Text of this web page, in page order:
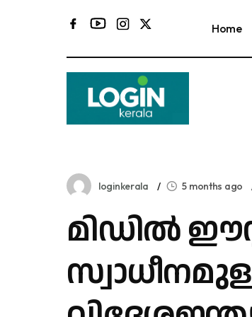
Home
loginkerala 5 months ago
മിഡിൽ